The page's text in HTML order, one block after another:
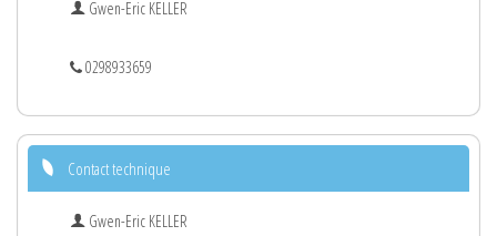
Gwen-Eric KELLER
0298933659
Contact technique
Gwen-Eric KELLER